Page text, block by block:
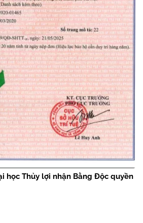
học Thủy lợi nhận Bằng Độc quyền